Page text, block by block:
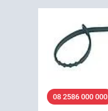
08 2586 000 000